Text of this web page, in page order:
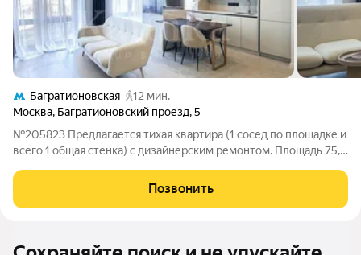
Багратионовская
12 мин.
Москва, Багратионовский проезд,5
№205823 Предлагается тихая квартира (1 сосед по площадке и
всего 1 общая стенка) с дизайнерским ремонтом. Площадь 75,5
гипсокартон, мастер-спальня с огромной гардеробной и
собственной ванной
Позвонить